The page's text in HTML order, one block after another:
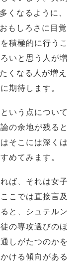
くなるように、
もしろさに目覚
積極的に行うこ
いと思う人が増
くなる人が増え
期待します。
いう点について
の余地が残ると
そこには深くは
めてみます。
ば、それは女子
こでは直接言及
と、シュテルン
の専攻選びのほ
しがたつのかを
ける傾向がある